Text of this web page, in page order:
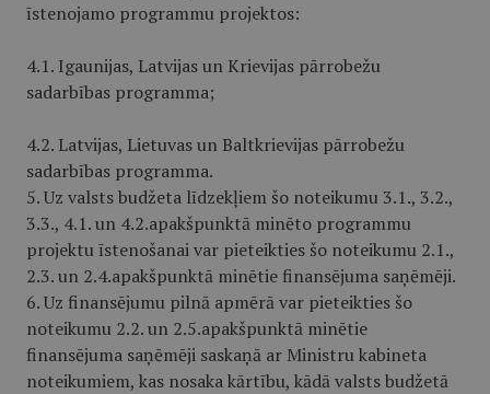
īstenojamo programmu projektos:
4.1. Igaunijas, Latvijas un Krievijas pārrobežu
sadarbības programma;
4.2. Latvijas, Lietuvas un Baltkrievijas pārrobežu
sadarbības programma.
5. Uz valsts budžeta līdzekļiem šo noteikumu 3.1., 3.2.,
3.3., 4.1. un 4.2.apakšpunktā minēto programmu
projektu īstenošanai var pieteikties šo noteikumu 2.1.,
2.3. un 2.4.apakšpunktā minētie finansējuma saņēmēji.
6. Uz finansējumu pilnā apmērā var pieteikties šo
noteikumu 2.2. un 2.5.apakšpunktā minētie
finansējuma saņēmēji saskaņā ar Ministru kabineta
noteikumiem, kas nosaka kārtību, kādā valsts budžetā